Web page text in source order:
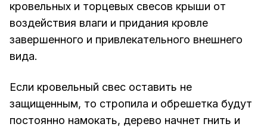
кровельных и торцевых свесов крыши от
воздействия влаги и придания кровле
завершенного и привлекательного внешнего
вида.
Если кровельный свес оставить не
защищенным, то стропила и обрешетка будут
постоянно намокать, дерево начнет гнить и